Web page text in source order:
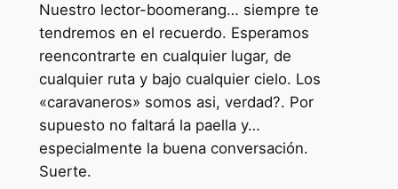
Nuestro lector-boomerang… siempre te
tendremos en el recuerdo. Esperamos
reencontrarte en cualquier lugar, de
cualquier ruta y bajo cualquier cielo. Los
«caravaneros» somos asi, verdad?. Por
supuesto no faltará la paella y…
especialmente la buena conversación.
Suerte.